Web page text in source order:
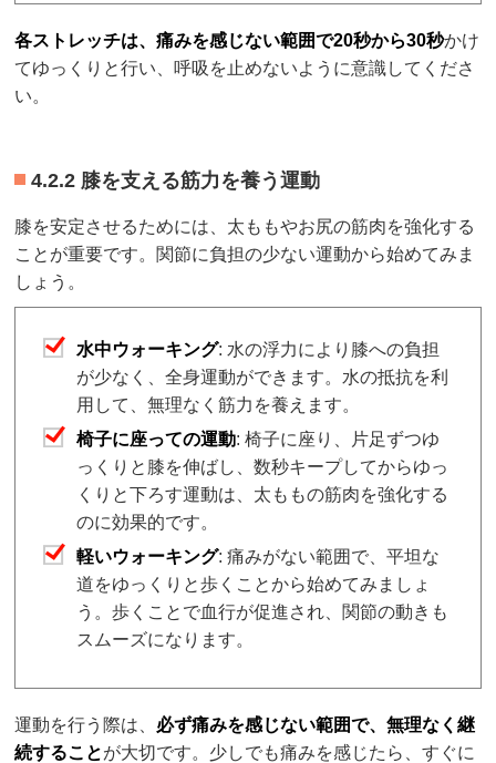
各ストレッチは、痛みを感じない範囲で20秒から30秒かけ
てゆっくりと行い、呼吸を止めないように意識してくださ
い。
4.2.2 膝を支える筋力を養う運動
膝を安定させるためには、太ももやお尻の筋肉を強化する
ことが重要です。関節に負担の少ない運動から始めてみま
しょう。
水中ウォーキング: 水の浮力により膝への負担
が少なく、全身運動ができます。水の抵抗を利
用して、無理なく筋力を養えます。
椅子に座っての運動: 椅子に座り、片足ずつゆ
っくりと膝を伸ばし、数秒キープしてからゆっ
くりと下ろす運動は、太ももの筋肉を強化する
のに効果的です。
軽いウォーキング: 痛みがない範囲で、平坦な
道をゆっくりと歩くことから始めてみましょ
う。歩くことで血行が促進され、関節の動きも
スムーズになります。
運動を行う際は、 必ず痛みを感じない範囲で、無理なく継
続することが大切です。少しでも痛みを感じたら、すぐに